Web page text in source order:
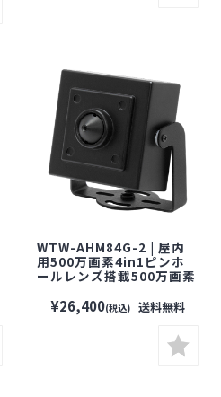
WTW-AHM84G-2 | 屋内
用500万画素4in1ピンホ
ールレンズ搭載500万画素
【防犯カメラ】【監視カ
メラ】【セキュリティーカ
¥26,400(税込) 送料無料